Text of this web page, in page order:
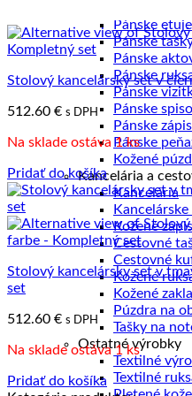
Pánske etuje
Pánske
Pánske
Pánske
Pánske
Pánske
Pánske
Pánske
Kožené
Kancelária a
Kancelária
Kožené
Cestovné
Cestovné
Kožené
Kožené
Púzdra na
Tašky na
Ostatné výrobky
Textilné
Textilné
Stolový kancelársky set v
512.60 € s DPH
Na sklade ostáva 1 ks
Pridať do košíka
Stolový kancelársky set v
set
512.60 € s DPH
Na sklade ostáva 1 ks
Pridať do košíka